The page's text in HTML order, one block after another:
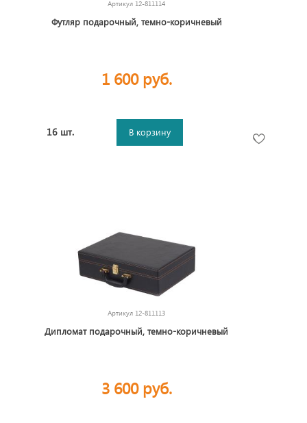
Артикул 12-811114
Футляр подарочный, темно-коричневый
1 600 руб.
16 шт. В корзину
Артикул 12-811113
Дипломат подарочный, темно-коричневый
3 600 руб.